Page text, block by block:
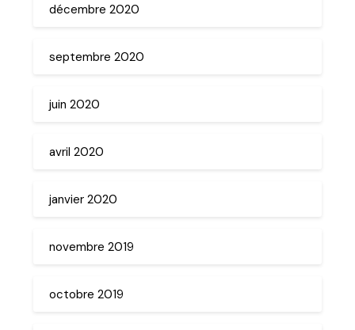
décembre 2020
septembre 2020
juin 2020
avril 2020
janvier 2020
novembre 2019
octobre 2019